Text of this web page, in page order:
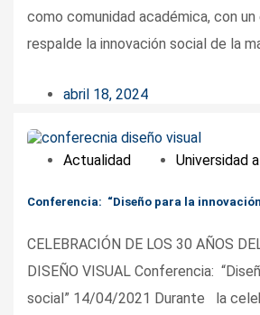
como comunidad académica, con un
respalde la innovación social de la
abril 18, 2024
Actualidad Universidad
Conferencia: “Diseño para la
CELEBRACIÓN DE LOS 30 AÑOS
DISEÑO VISUAL Conferencia:
social” 14/04/2021 Durante la